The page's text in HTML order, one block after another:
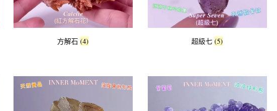
方解石(4) 超級七(5)